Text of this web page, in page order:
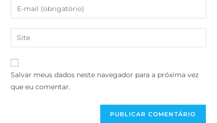
Salvar meus dados neste navegador para a próxima vez
que eu comentar.